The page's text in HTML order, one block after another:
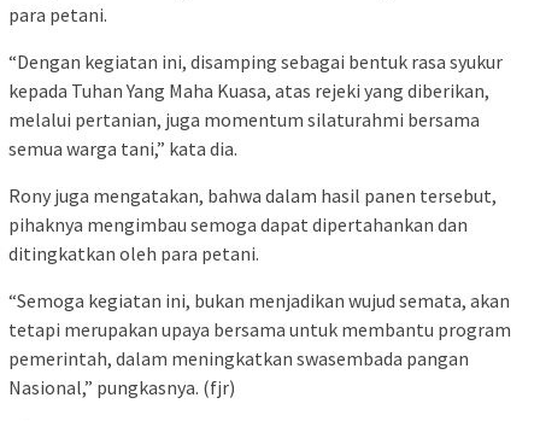
para petani.
“Dengan kegiatan ini, disamping sebagai bentuk rasa syukur
kepada Tuhan Yang Maha Kuasa, atas rejeki yang diberikan,
melalui pertanian, juga momentum silaturahmi bersama
semua warga tani,” kata dia.
Rony juga mengatakan, bahwa dalam hasil panen tersebut,
pihaknya mengimbau semoga dapat dipertahankan dan
ditingkatkan oleh para petani.
“Semoga kegiatan ini, bukan menjadikan wujud semata, akan
tetapi merupakan upaya bersama untuk membantu program
pemerintah, dalam meningkatkan swasembada pangan
Nasional,” pungkasnya. (fjr)